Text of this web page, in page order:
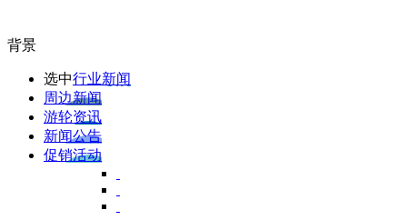
背景
选中行业新闻
周边新闻
游轮资讯
新闻公告
促销活动